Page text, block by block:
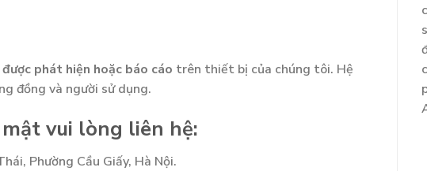
phát hiện hoặc báo cáo trên thiết bị của chúng tôi. Hệ
đồng và người sử dụng.
vui lòng liên hệ:
Phường Cầu Giấy, Hà Nội.